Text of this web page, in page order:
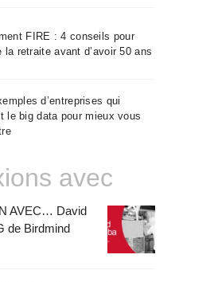
FIRE : 4 conseils pour
la retraite avant d’avoir 50 ans
d’entreprises qui
le big data pour mieux vous
avec
AVEC… David
de Birdmind